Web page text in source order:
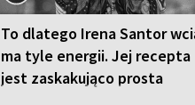
To dlatego Irena Santor
ma tyle energii. Jej recepta
jest zaskakująco prosta